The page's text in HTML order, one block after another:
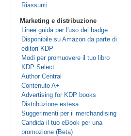
Riassunti
Marketing e distribuzione
Linee guida per l'uso del badge
Disponibile su Amazon da parte di
editori KDP
Modi per promuovere il tuo libro
KDP Select
Author Central
Contenuto A+
Advertising for KDP books
Distribuzione estesa
Suggerimenti per il merchandising
Candida il tuo eBook per una
promozione (Beta)